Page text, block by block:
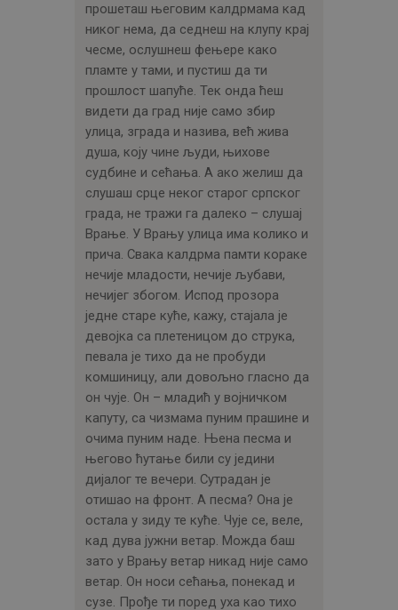
прошеташ његовим калдрмама кад
никог нема, да седнеш на клупу крај
чесме, ослушнеш фењере како
пламте у тами, и пустиш да ти
прошлост шапуће. Тек онда ћеш
видети да град није само збир
улица, зграда и назива, већ жива
душа, коју чине људи, њихове
судбине и сећања. А ако желиш да
слушаш срце неког старог српског
града, не тражи га далеко – слушај
Врање. У Врању улица има колико и
прича. Свака калдрма памти кораке
нечије младости, нечије љубави,
нечијег збогом. Испод прозора
једне старе куће, кажу, стајала је
девојка са плетеницом до струка,
певала је тихо да не пробуди
комшиницу, али довољно гласно да
он чује. Он – младић у војничком
капуту, са чизмама пуним прашине и
очима пуним наде. Њена песма и
његово ћутање били су једини
дијалог те вечери. Сутрадан је
отишао на фронт. А песма? Она је
остала у зиду те куће. Чује се, веле,
кад дува јужни ветар. Можда баш
зато у Врању ветар никад није само
ветар. Он носи сећања, понекад и
сузе. Прође ти поред уха као тихо